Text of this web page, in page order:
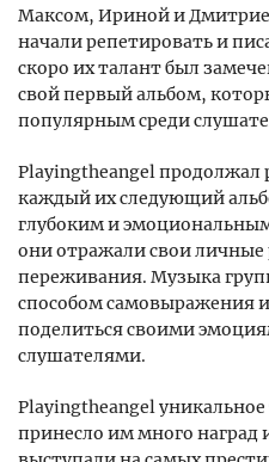
Максом, Ириной и
начали репетировать и
скоро их талант был
свой первый альбом,
популярным среди
Playingtheangel продолжал
каждый их следующий
глубоким и
они отражали свои
переживания. Музыка
способом самовыражения
поделиться своими
слушателями.
Playingtheangel уникальное
принесло им много наград